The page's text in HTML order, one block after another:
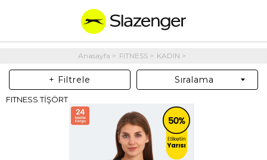
Anasayfa FITNESS KADIN
+ Filtrele Sıralama
FITNESS TİŞÖRT